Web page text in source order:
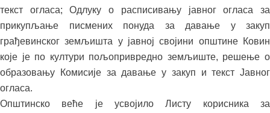
текст огласа; Одлуку о расписивању јавног огласа за
прикупљање писмених понуда за давање у закуп
грађевинског земљишта у јавној својини општине Ковин
које је по култури пољопривредно земљиште, решење о
образовању Комисије за давање у закуп и текст Јавног
огласа.
Општинско веће је усвојило Листу корисника за